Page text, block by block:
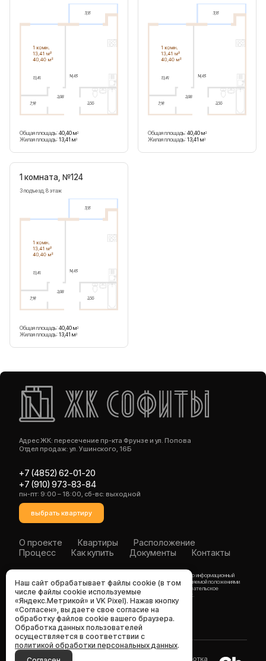
Общая площадь:40,40 м 2
Жилая площадь:13,41 м 2
Общая площадь:40,40 м 2
Жилая площадь:13,41 м 2
1 комната, №124
3 подъезд, 8 этаж
Общая площадь:40,40 м 2
Жилая площадь:13,41 м 2
Адрес ЖК: пересечение пр-кта Фрунзе и ул. Попова
Отдел продаж: ул. Ушинского, 16Б
+7 (4852) 62-01-20
+7 (910) 973-83-84
пн-пт: 9:00 – 18:00, сб-вс: выходной
выбрать квартиру
О проекте Квартиры
Расположение
Процесс
Как купить Документы Контакты
Любая информация, представленная на данном сайте, носит исключительно информационный
характер и ни при каких условиях не является публичной офертой, определяемой положениями
статьи 437 ГК РФ. Продолжая использовать сайт, вы принимаете пользовательское
соглашение. Подробности и условия акций — уточняйте в отделе продаж.
Политика обработки персональных данных
Согласие на обработку персональных данных
© 2026 ООО СЗ «ЯКУТИНВЕСТСТРОЙ- Разработка
Наш сайт обрабатывает файлы cookie (в том
числе файлы cookie используемые
«Яндекс.Метрикой» и VK Pixel). Нажав кнопку
«Согласен», вы даете свое согласие на
обработку файлов cookie вашего браузера.
Обработка данных пользователей
осуществляется в соответствии с
политикой обработки персональных данных.